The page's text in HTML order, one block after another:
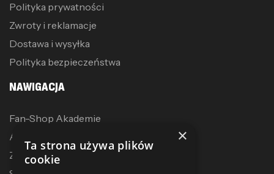
Polityka prywatności
Zwroty i reklamacje
Dostawa i wysyłka
Polityka bezpieczeństwa
NAWIGACJA
Fan-Shop Akademie
Akcesoria treningowe
Zostań dystrybutorem
×
Ta strona używa plików
cookie